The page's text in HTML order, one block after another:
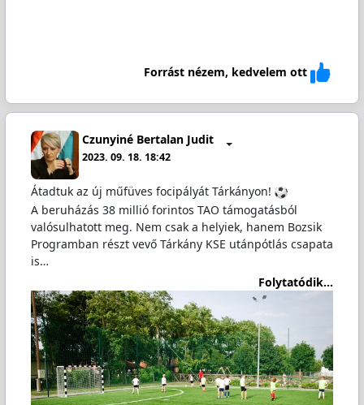
Forrást nézem, kedvelem ott
Czunyiné Bertalan Judit
2023. 09. 18. 18:42
Átadtuk az új műfüves focipályát Tárkányon!
A beruházás 38 millió forintos TAO támogatásból
valósulhatott meg. Nem csak a helyiek, hanem Bozsik
Programban részt vevő Tárkány KSE utánpótlás csapata
is…
Folytatódik...